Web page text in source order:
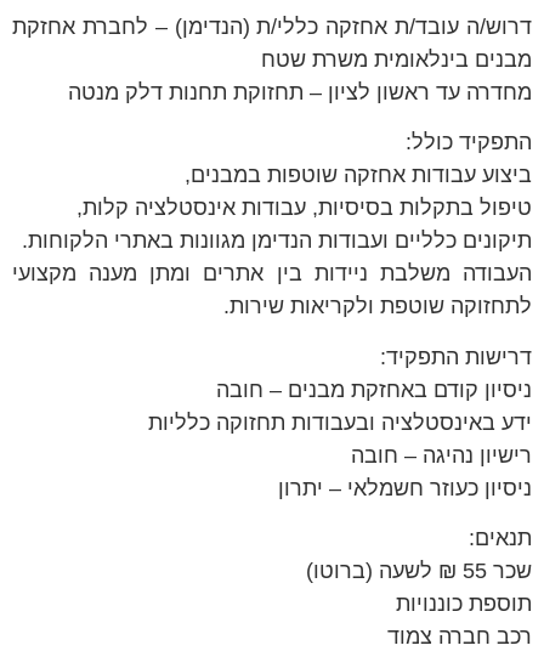
דרוש/ה עובד/ת אחזקה כללי/ת (הנדימן) – לחברת אחזקת
מבנים בינלאומית משרת שטח
מחדרה עד ראשון לציון – תחזוקת תחנות דלק מנטה
התפקיד כולל:
ביצוע עבודות אחזקה שוטפות במבנים,
טיפול בתקלות בסיסיות, עבודות אינסטלציה קלות,
תיקונים כלליים ועבודות הנדימן מגוונות באתרי הלקוחות.
העבודה משלבת ניידות בין אתרים ומתן מענה מקצועי
לתחזוקה שוטפת ולקריאות שירות.
דרישות התפקיד:
ניסיון קודם באחזקת מבנים – חובה
ידע באינסטלציה ובעבודות תחזוקה כלליות
רישיון נהיגה – חובה
ניסיון כעוזר חשמלאי – יתרון
תנאים:
שכר 55 ₪ לשעה (ברוטו)
תוספת כוננויות
רכב חברה צמוד